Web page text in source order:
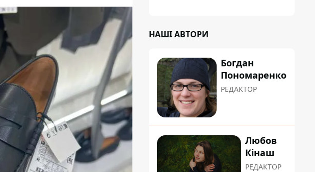
НАШІ АВТОРИ
Богдан
Пономаренко
РЕДАКТОР
Любов
Кінаш
РЕДАКТОР